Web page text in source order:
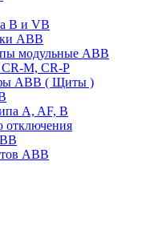
B и VB
ABB
модульные ABB
M, CR-P
ABB ( Щиты )
A, AF, B
отключения
АВВ